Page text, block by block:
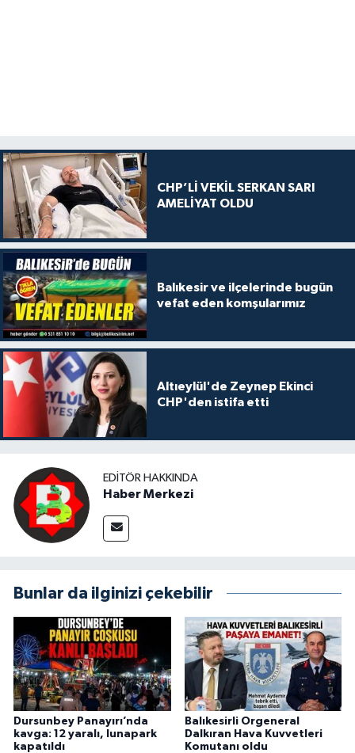
CHP’Lİ VEKİL SERKAN SARI
AMELİYAT OLDU
Balıkesir ve ilçelerinde bugün
vefat eden komşularımız
Altıeylül'de Zeynep Ekinci
CHP'den istifa etti
EDITÖR HAKKINDA
Haber Merkezi
Bunlar da ilginizi çekebilir
Dursunbey Panayırı’nda
kavga: 12 yaralı, lunapark
kapatıldı
Balıkesirli Orgeneral
Dalkıran Hava Kuvvetleri
Komutanı oldu